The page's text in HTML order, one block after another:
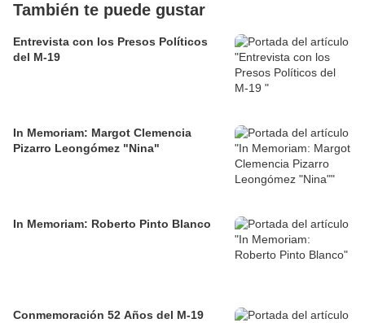
También te puede gustar
Entrevista con los Presos Políticos
del M-19
In Memoriam: Margot Clemencia
Pizarro Leongómez "Nina"
In Memoriam: Roberto Pinto Blanco
Conmemoración 52 Años del M-19